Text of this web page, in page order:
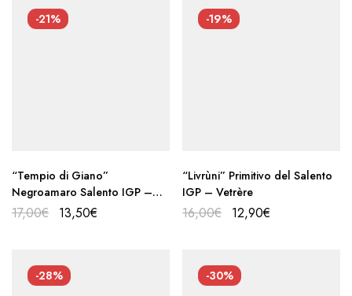
-21%
“Tempio di Giano”
Negroamaro Salento IGP –
Vetrère
17,00€ 13,50€
-19%
“Livrùni” Primitivo del Salento
IGP – Vetrère
16,00€ 12,90€
-28% -30%